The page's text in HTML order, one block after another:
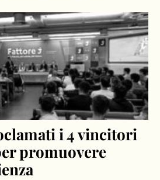
i 4 vincitori
promuovere